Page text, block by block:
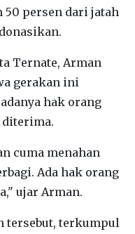
persen dari jatah
Ternate, Arman
gerakan ini
hak orang
cuma menahan
Ada hak orang
ujar Arman.
tersebut, terkumpul